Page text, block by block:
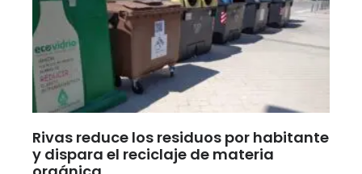
Rivas reduce los residuos por habitante
y dispara el reciclaje de materia